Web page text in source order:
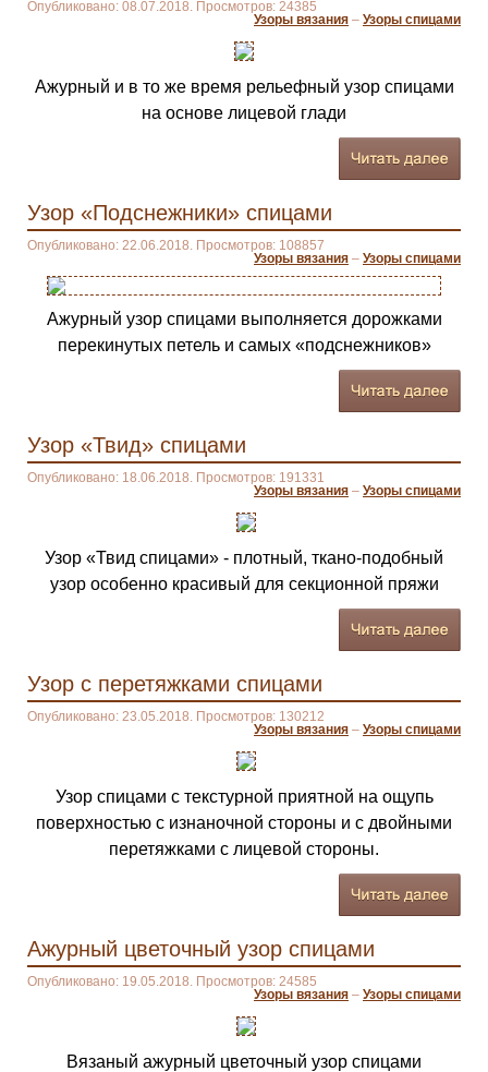
Опубликовано: 08.07.2018. Просмотров: 24385
Узоры вязания – Узоры спицами
Ажурный и в то же время рельефный узор спицами
на основе лицевой глади
Узор «Подснежники» спицами
Опубликовано: 22.06.2018. Просмотров: 108857
Узоры вязания – Узоры спицами
Ажурный узор спицами выполняется дорожками
перекинутых петель и самых «подснежников»
Узор «Твид» спицами
Опубликовано: 18.06.2018. Просмотров: 191331
Узоры вязания – Узоры спицами
Узор «Твид спицами» - плотный, ткано-подобный
узор особенно красивый для секционной пряжи
Узор с перетяжками спицами
Опубликовано: 23.05.2018. Просмотров: 130212
Узоры вязания – Узоры спицами
Узор спицами с текстурной приятной на ощупь
поверхностью с изнаночной стороны и с двойными
перетяжками с лицевой стороны.
Ажурный цветочный узор спицами
Опубликовано: 19.05.2018. Просмотров: 24585
Узоры вязания – Узоры спицами
Вязаный ажурный цветочный узор спицами